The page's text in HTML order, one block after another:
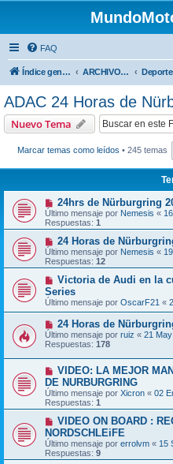
FAQ
Índice general ARCHIVO HASTA 2018
ADAC 24 Horas de
Nuevo Tema
Marcar temas como leídos • 245 temas
24hrs de Nürburgring
Último mensaje por Nemesis «
Respuestas: 1
24 Horas de
Último mensaje por Nemesis «
Respuestas: 12
Victoria de Audi en la
Series
Último mensaje por OscarF21 «
24 Horas de
Último mensaje por ruiz « 21
Respuestas: 178
VIDEO: LA MEJOR
DE NURBURGRING
Último mensaje por Xicron « 02
Respuestas: 1
VIDEO ON BOARD :
NORDSCHLEiFE
Último mensaje por errolvm « 15
Respuestas: 9